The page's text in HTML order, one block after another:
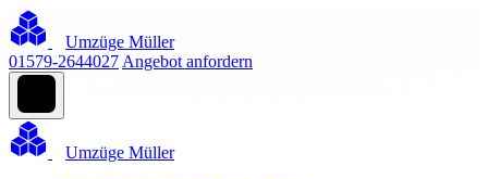
Umzüge Müller
01579-2644027 Angebot anfordern
Umzüge Müller